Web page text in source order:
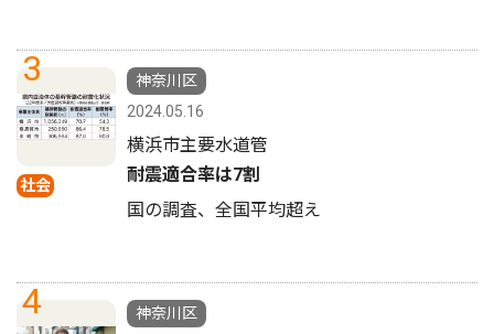
3
社会
神奈川区
2024.05.16
横浜市主要水道管
耐震適合率は7割
国の調査、全国平均超え
4
神奈川区